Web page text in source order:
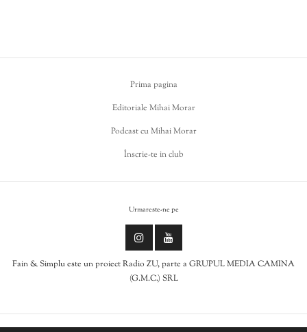
Prima pagina
Editoriale Mihai Morar
Podcast cu Mihai Morar
Înscrie-te in club
Urmareste-ne pe
Fain & Simplu este un proiect Radio ZU, parte a GRUPUL MEDIA CAMINA
(G.M.C.) SRL